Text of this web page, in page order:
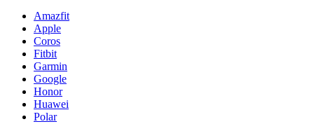
Amazfit
Apple
Coros
Fitbit
Garmin
Google
Honor
Huawei
Polar